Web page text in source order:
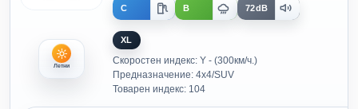
Летни
C B 72dB
XL
Скоростен индекс: Y - (300км/ч.)
Предназначение: 4x4/SUV
Товарен индекс: 104